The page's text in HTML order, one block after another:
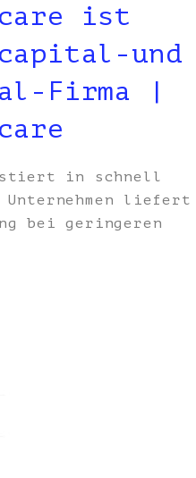
ist
und
Firma |
in schnell
Unternehmen liefert
bei geringeren